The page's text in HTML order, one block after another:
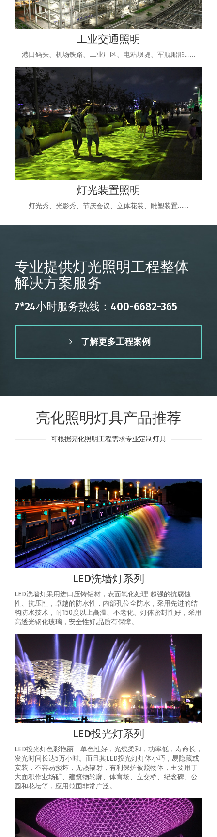
工业交通照明
港口码头、机场铁路、工业厂区、电站坝堤、军舰船舶……
灯光装置照明
灯光秀、光影秀、节庆会议、立体花装、雕塑装置……
专业提供灯光照明工程整体
解决方案服务
7*24小时服务热线：400-6682-365
了解更多工程案例
亮化照明灯具产品推荐
可根据亮化照明工程需求专业定制灯具
LED洗墙灯系列
LED洗墙灯采用进口压铸铝材，表面氧化处理 超强的抗腐蚀
性、抗压性，卓越的防水性，内部孔位全防水，采用先进的结
构防水技术，耐150度以上高温、不老化、灯体密封性好，采用
高透光钢化玻璃，安全性好,品质有保障。
LED投光灯系列
LED投光灯色彩艳丽，单色性好，光线柔和，功率低，寿命长，
发光时间长达5万小时。而且其LED投光灯灯体小巧，易隐藏或
安装，不容易损坏，无热辐射，有利保护被照物体，主要用于
大面积作业场矿、建筑物轮廓、体育场、立交桥、纪念碑、公
园和花坛等，应用范围非常广泛。